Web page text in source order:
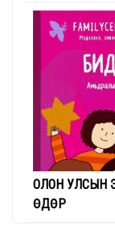
ОЛОН УЛСЫН
ӨДӨР